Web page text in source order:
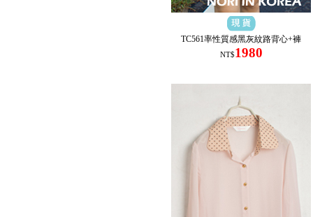
TC561率性質感黑灰紋路背心+褲
NT$1980